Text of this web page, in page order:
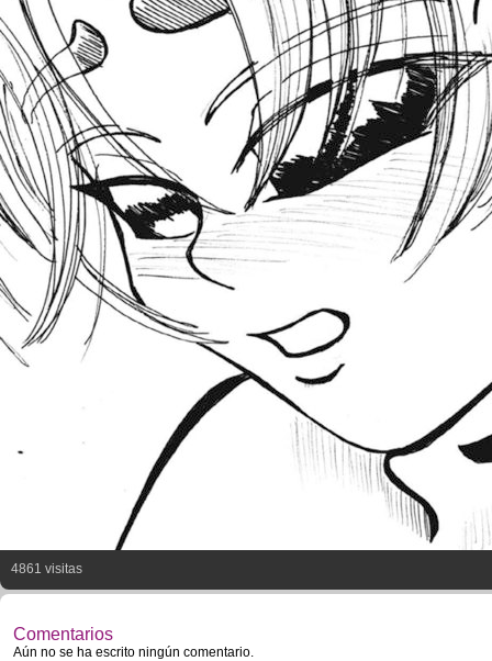
4861 visitas
Comentarios
Aún no se ha escrito ningún comentario.